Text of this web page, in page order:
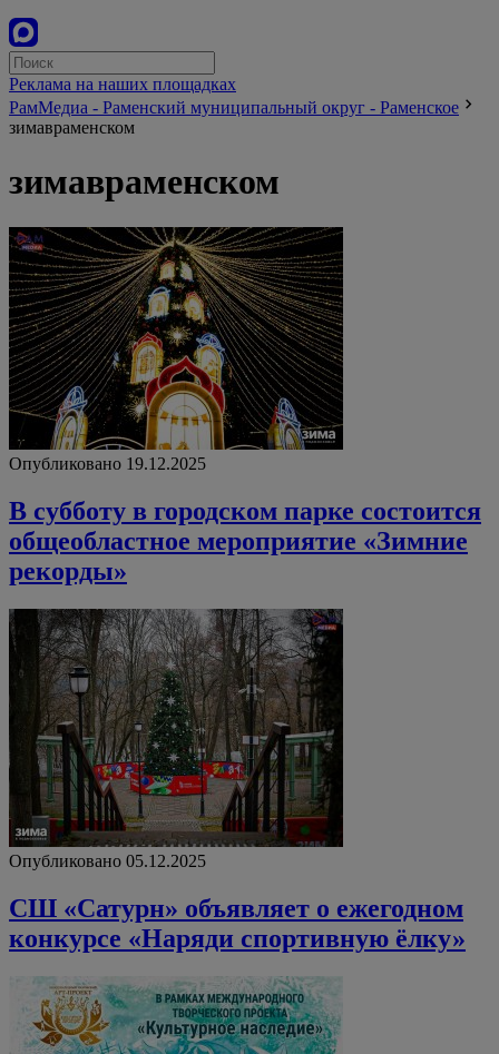
Реклама на наших площадках
РамМедиа - Раменский муниципальный округ - Раменское
зимавраменском
зимавраменском
Опубликовано 19.12.2025
В субботу в городском парке состоится
общеобластное мероприятие «Зимние
рекорды»
Опубликовано 05.12.2025
СШ «Сатурн» объявляет о ежегодном
конкурсе «Наряди спортивную ёлку»